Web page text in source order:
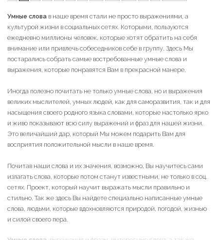
Умные слова в наше время стали не просто выражениями, а
культурой жизни в социальных сетях. Которыми, пользуются
ежедневно миллионы человек, которые хотят обратить на себя
внимание или привлечь собеседников себе в группу. Здесь Мы
постарались собрать самые востребованные умные слова и
выражения, которые понравятся Вам в прекрасной манере.
Иногда полезно почитать не только умные слова, но и выражения
великих мыслителей, умных людей, как для саморазвития, так и для
насыщения своего родного языка словами, которые настолько ярко
и живо показывают всю силу выражений и фраз для нашей жизни.
Это величайший дар, который Мы можем подарить Вам для
восприятия положительной мысли в наше время.
Почитав наши слова и их значения, возможно, Вы научитесь сами
излагать слова, которые потом станут известными, не только в соц.
сетях. Проект, который научит выражать мысли правильно и
стильно. Так же здесь Вы найдете специально написанные умные
слова, людьми, которые вдохновляются природой, погодой, жизнью
и силой своего пера.